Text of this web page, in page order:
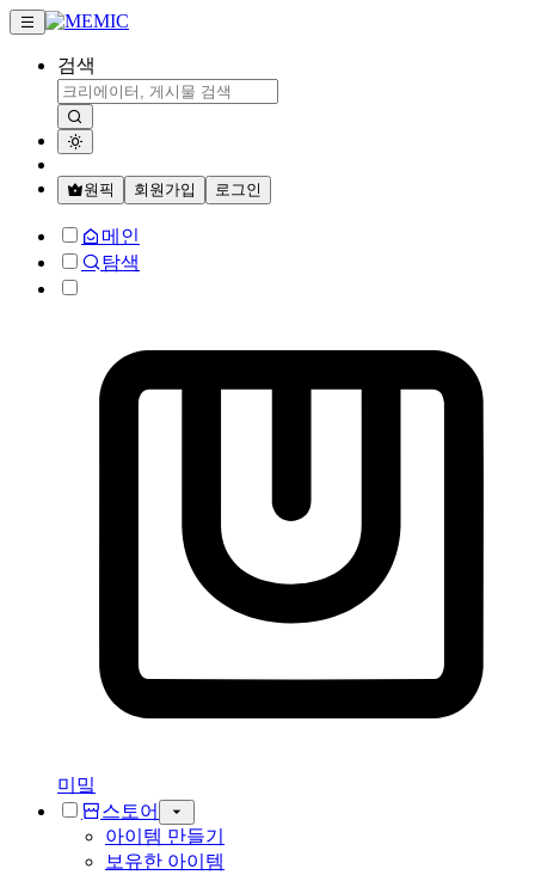
검색
원픽 회원가입 로그인
메인
탐색
미밐
스토어
아이템 만들기
보유한 아이템